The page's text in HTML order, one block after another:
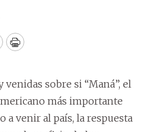
Print
venidas sobre si “Maná”, el
más importante
a venir al país, la respuesta